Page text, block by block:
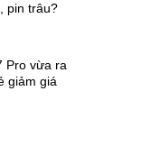
pin trâu?
Pro vừa ra
giảm giá